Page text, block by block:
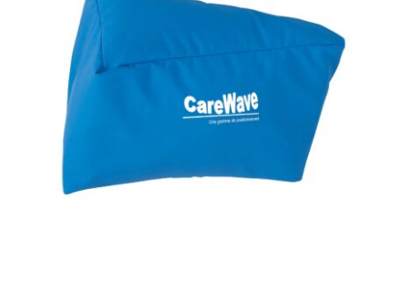
Vêtements & Chaussures
Sécurité
0.00 €